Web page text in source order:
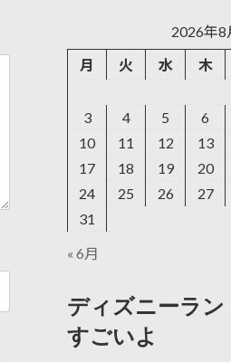
2026年8
月
火 水 木
3
4 5 6
10
11 12 13
17
18 19 20
24
25 26 27
31
« 6月
ディズニーラ
すごいよ